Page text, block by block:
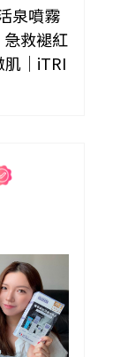
泉噴霧
救褪紅
｜iTRI